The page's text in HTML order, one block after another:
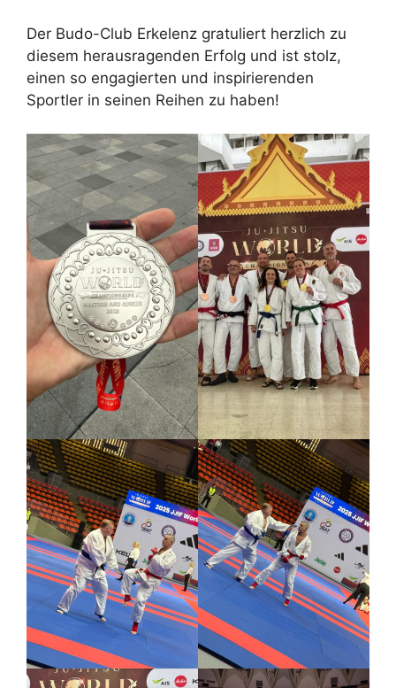
Der Budo-Club Erkelenz gratuliert herzlich zu
diesem herausragenden Erfolg und ist stolz,
einen so engagierten und inspirierenden
Sportler in seinen Reihen zu haben!